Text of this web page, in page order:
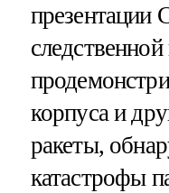
презентации
корпуса и
ракеты,
катастрофы